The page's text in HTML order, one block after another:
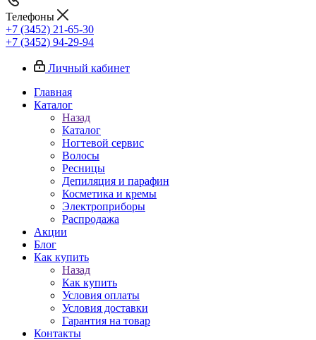
Телефоны
+7 (3452) 21-65-30
+7 (3452) 94-29-94
Личный кабинет
Главная
Каталог
Назад
Каталог
Ногтевой сервис
Волосы
Ресницы
Депиляция и парафин
Косметика и кремы
Электроприборы
Распродажа
Акции
Блог
Как купить
Назад
Как купить
Условия оплаты
Условия доставки
Гарантия на товар
Контакты